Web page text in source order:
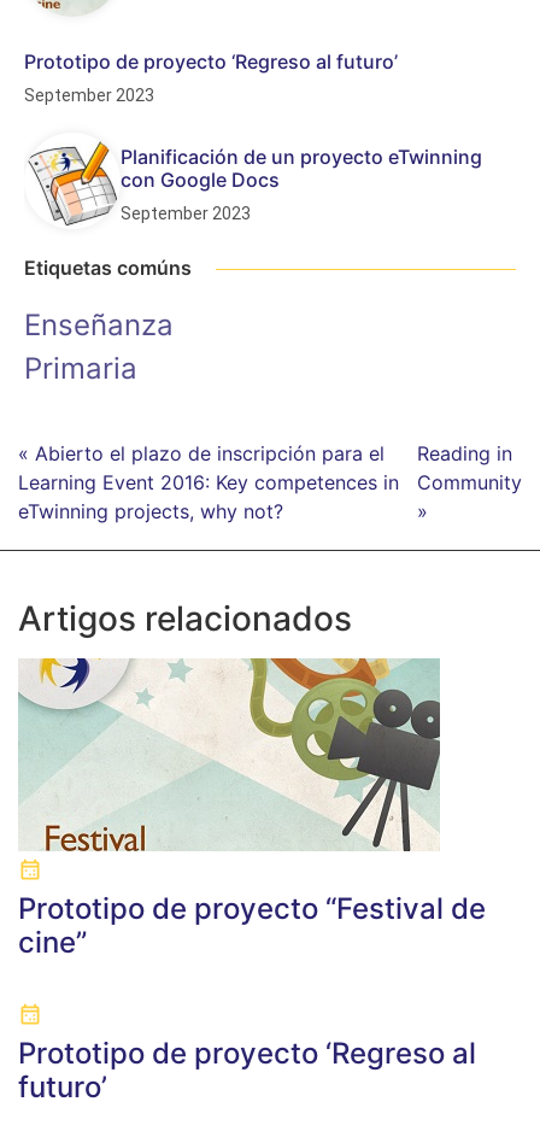
Prototipo de proyecto ‘Regreso al futuro’
September 2023
Planificación de un proyecto eTwinning
con Google Docs
September 2023
Etiquetas comúns
Enseñanza
Primaria
« Abierto el plazo de inscripción para el
Learning Event 2016: Key competences in
eTwinning projects, why not?
Reading in
Community
»
Artigos relacionados
Prototipo de proyecto “Festival de
cine”
Prototipo de proyecto ‘Regreso al
futuro’